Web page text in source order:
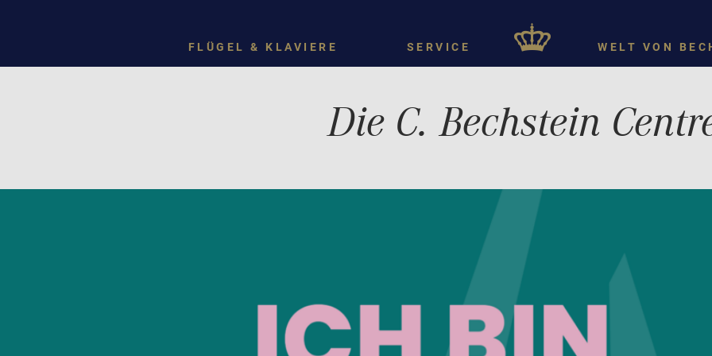
FLÜGEL & KLAVIERE SERVICE WELT VON
Die C. Bechstein